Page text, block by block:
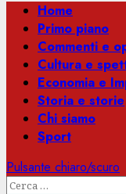
Menu
principale
Home
Primo piano
Commenti e
Cultura e
Economia e
Storia e storie
Chi siamo
Sport
Pulsante chiaro/scuro
Ricerca